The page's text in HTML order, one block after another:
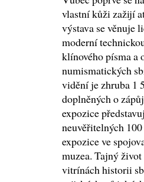
vlastní kůži zažijí
výstava se věnuje
moderní
klínového písma a
numismatických
vidění je zhruba 1
doplněných o
expozice
neuvěřitelných
expozice ve
muzea. Tajný
vitrínách historii